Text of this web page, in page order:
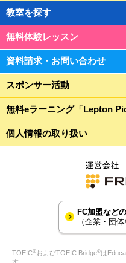
教室を探す
無料体験レッスン
資料請求・お問い合わせ
スポンサー活動
無料eラーニング「Lepton
個人情報の取り扱い
FC加盟など
（企業・団
TOEIC®およびTOEIC Bridge®は